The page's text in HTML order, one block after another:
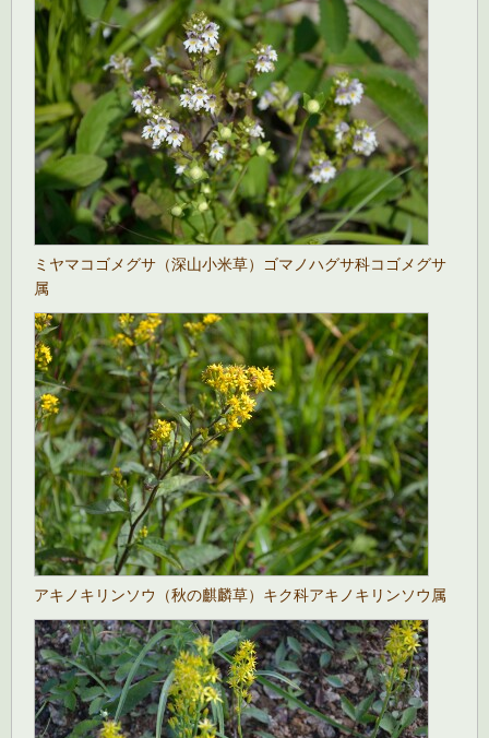
ミヤマコゴメグサ（深山小米草）ゴマノハグサ科コゴメグサ
属
アキノキリンソウ（秋の麒麟草）キク科アキノキリンソウ属